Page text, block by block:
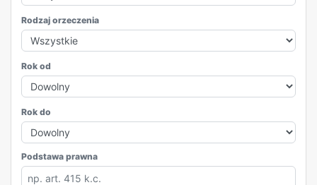
Rodzaj orzeczenia
Rok od
Rok do
Podstawa prawna